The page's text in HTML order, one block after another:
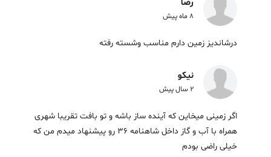
رضا
8 ماه پیش
درشاندیز زمین دارم مناسب وشسته رفته
نیکو
2 سال پیش
اگر زمینی میخاین که آینده ساز باشه و تو بافت تقریبا شهری
همراه با آب و گاز داخل شاهنامه 36 رو پیشنهاد میدم من که
خیلی راضی بودم